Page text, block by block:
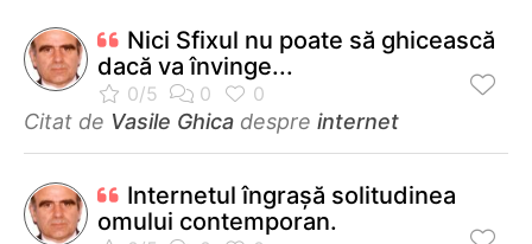
Nici Sfixul nu poate să ghicească
dacă va învinge...
Citat de Vasile Ghica despre internet
Internetul îngraşă solitudinea
omului contemporan.